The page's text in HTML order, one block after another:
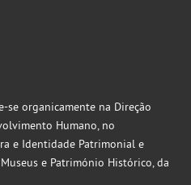
se organicamente na Direção
Humano, no
e Identidade Patrimonial e
e Património Histórico, da